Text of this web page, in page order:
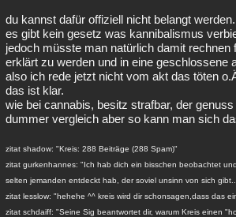
du kannst dafür offiziell nicht belangt werden.
es gibt kein gesetz was kannibalismus
jedoch müsste man natürlich damit rechnen
erklärt zu werden und in eine geschlossene
also ich rede jetzt nicht vom akt das töten
das ist klar.
wie bei cannabis, besitz strafbar, der genuss
dummer vergleich aber so kann man sich
zitat shadow: "Kreis: 288 Beiträge (288 Spam)"
zitat gurkenhannes: "Ich hab dich ein bisschen beobachtet
selten jemanden entdeckt hab, der soviel unsinn von sich
zitat lesslow: "hehehe ^^ kreis wird dir schonsagen,dass das
zitat schdaiff: "Seine Sig beantwortet dir, warum Kreis einen